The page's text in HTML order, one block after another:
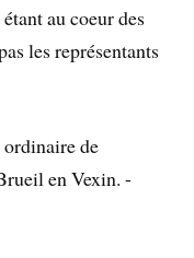
au coeur des
les représentants
ordinaire de
en Vexin. -